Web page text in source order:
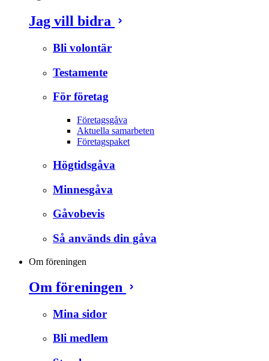
Jag vill bidra
Bli volontär
Testamente
För företag
Företagsgåva
Aktuella samarbeten
Företagspaket
Högtidsgåva
Minnesgåva
Gåvobevis
Så används din gåva
Om föreningen
Om föreningen
Mina sidor
Bli medlem